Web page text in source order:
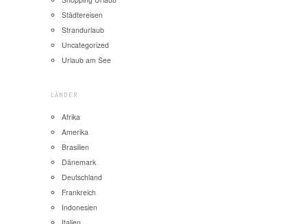
Städtereisen
Strandurlaub
Uncategorized
Urlaub am See
LÄNDER
Afrika
Amerika
Brasilien
Dänemark
Deutschland
Frankreich
Indonesien